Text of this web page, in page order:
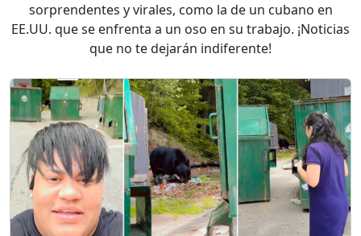
sorprendentes y virales, como la de un cubano en
EE.UU. que se enfrenta a un oso en su trabajo. ¡Noticias
que no te dejarán indiferente!